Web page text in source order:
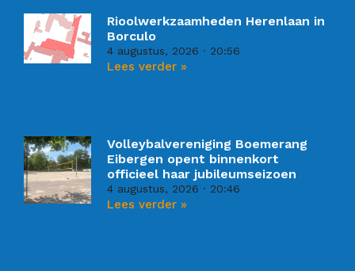
Rioolwerkzaamheden Herenlaan in
Borculo
4 augustus, 2026 20:56
Lees verder »
Volleybalvereniging Boemerang
Eibergen opent binnenkort
officieel haar jubileumseizoen
4 augustus, 2026 20:46
Lees verder »